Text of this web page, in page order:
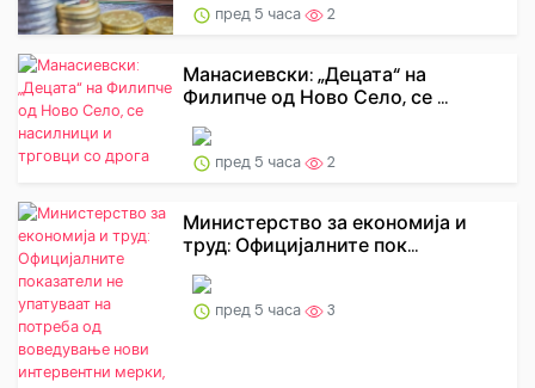
пред 5 часа 2
Манасиевски: „Децата“ на
Филипче од Ново Село, се ...
пред 5 часа 2
Министерство за економија и
труд: Официјалните пок...
пред 5 часа 3